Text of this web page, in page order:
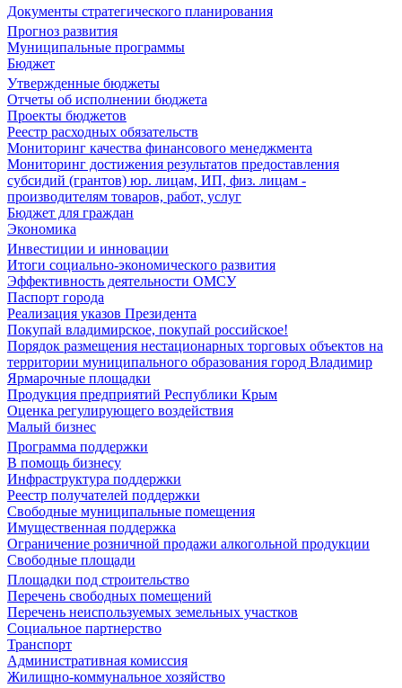
Документы стратегического планирования
Прогноз развития
Муниципальные программы
Бюджет
Утвержденные бюджеты
Отчеты об исполнении бюджета
Проекты бюджетов
Реестр расходных обязательств
Мониторинг качества финансового менеджмента
Мониторинг достижения результатов предоставления
субсидий (грантов) юр. лицам, ИП, физ. лицам -
производителям товаров, работ, услуг
Бюджет для граждан
Экономика
Инвестиции и инновации
Итоги социально-экономического развития
Эффективность деятельности ОМСУ
Паспорт города
Реализация указов Президента
Покупай владимирское, покупай российское!
Порядок размещения нестационарных торговых объектов на
территории муниципального образования город Владимир
Ярмарочные площадки
Продукция предприятий Республики Крым
Оценка регулирующего воздействия
Малый бизнес
Программа поддержки
В помощь бизнесу
Инфраструктура поддержки
Реестр получателей поддержки
Свободные муниципальные помещения
Имущественная поддержка
Ограничение розничной продажи алкогольной продукции
Свободные площади
Площадки под строительство
Перечень свободных помещений
Перечень неиспользуемых земельных участков
Социальное партнерство
Транспорт
Административная комиссия
Жилищно-коммунальное хозяйство